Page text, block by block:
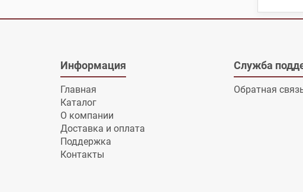
Информация
Главная
Каталог
О компании
Доставка и оплата
Поддержка
Контакты
Служба
Обратная